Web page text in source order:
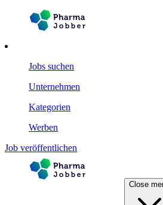
Jobs suchen
Unternehmen
Kategorien
Werben
Job veröffentlichen
Close